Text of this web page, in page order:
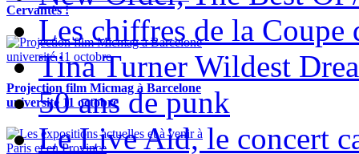
Cervantès !
Projection film Micmag à Barcelone
université 11 octobre
Les chiffres de la Coupe
Tina Turner Wildest
50 ans de punk
Le Live Aid, le concert